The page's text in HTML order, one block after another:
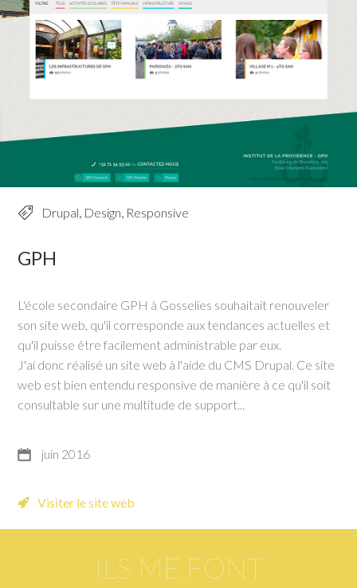
Drupal, Design, Responsive
GPH
L'école secondaire GPH à Gosselies souhaitait renouveler
son site web, qu'il corresponde aux tendances actuelles et
qu'il puisse être facilement administrable par eux.
J'ai donc réalisé un site web à l'aide du CMS Drupal. Ce site
web est bien entendu responsive de manière à ce qu'il soit
consultable sur une multitude de support...
juin 2016
Visiter le site web
ILS ME FONT